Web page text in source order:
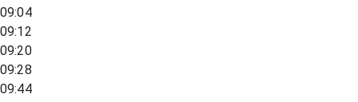
09:04
09:12
09:20
09:28
09:44